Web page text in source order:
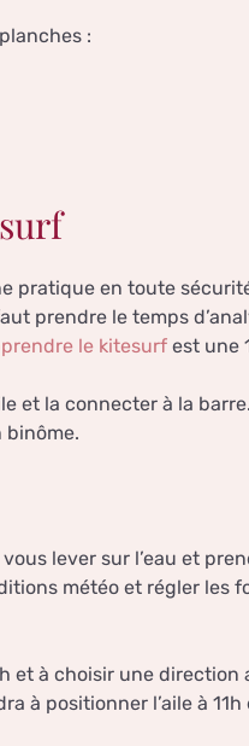
:
pratique en toute
prendre le temps
le kitesurf est une
et la connecter à la barre.
binôme.
lever sur l’eau et
météo et régler les
et à choisir une direction
à positionner l’aile à 11h